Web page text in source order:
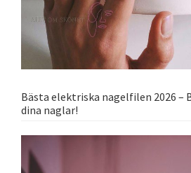
Bästa elektriska nagelfilen 2026
dina naglar!